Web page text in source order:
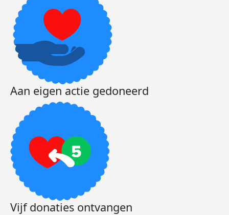
Aan eigen actie gedoneerd
Vijf donaties ontvangen